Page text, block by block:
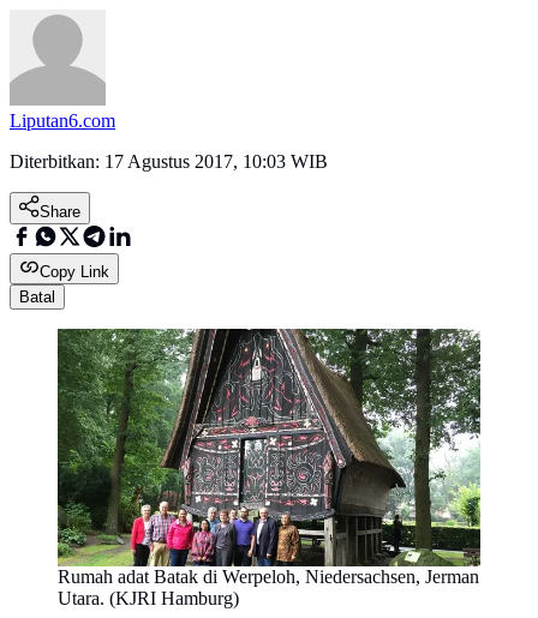
Liputan6.com
Diterbitkan: 17 Agustus 2017, 10:03 WIB
Share
Copy Link
Batal
Rumah adat Batak di Werpeloh, Niedersachsen, Jerman
Utara. (KJRI Hamburg)